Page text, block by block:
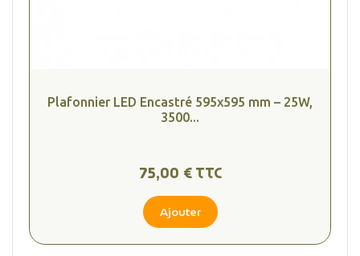
Plafonnier LED Encastré 595x595 mm – 25W,
3500...
75,00 € TTC
Ajouter